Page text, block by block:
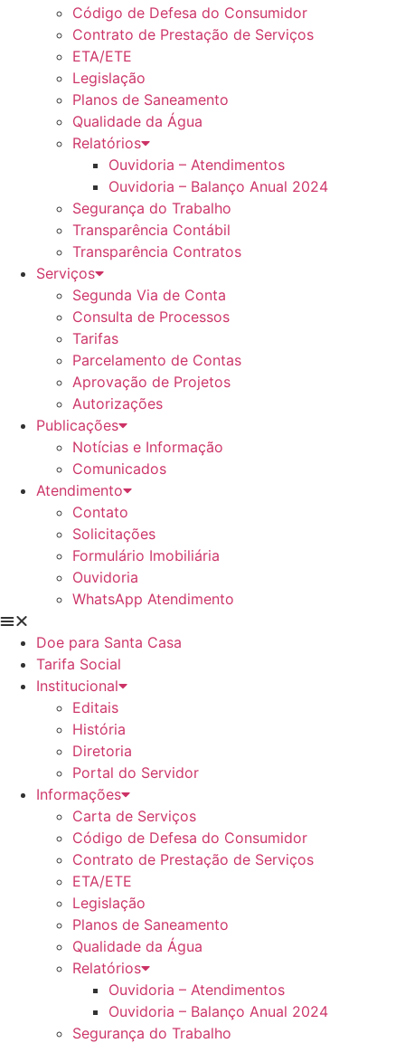
Código de Defesa do Consumidor
Contrato de Prestação de Serviços
ETA/ETE
Legislação
Planos de Saneamento
Qualidade da Água
Relatórios
Ouvidoria – Atendimentos
Ouvidoria – Balanço Anual 2024
Segurança do Trabalho
Transparência Contábil
Transparência Contratos
Serviços
Segunda Via de Conta
Consulta de Processos
Tarifas
Parcelamento de Contas
Aprovação de Projetos
Autorizações
Publicações
Notícias e Informação
Comunicados
Atendimento
Contato
Solicitações
Formulário Imobiliária
Ouvidoria
WhatsApp Atendimento
Doe para Santa Casa
Tarifa Social
Institucional
Editais
História
Diretoria
Portal do Servidor
Informações
Carta de Serviços
Código de Defesa do Consumidor
Contrato de Prestação de Serviços
ETA/ETE
Legislação
Planos de Saneamento
Qualidade da Água
Relatórios
Ouvidoria – Atendimentos
Ouvidoria – Balanço Anual 2024
Segurança do Trabalho